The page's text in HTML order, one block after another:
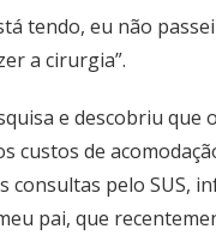
tendo, eu não
a cirurgia”.
e descobriu
custos de
consultas pelo SUS,
pai, que